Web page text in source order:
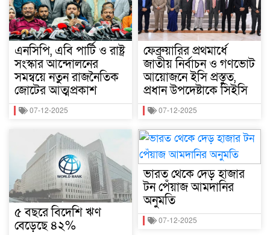
এনসিপি, এবি পার্টি ও রাষ্ট্র
সংস্কার আন্দোলনের
সমন্বয়ে নতুন রাজনৈতিক
জোটের আত্মপ্রকাশ
07-12-2025
৫ বছরে বিদেশি ঋণ
বেড়েছে ৪২%
ফেব্রুয়ারির প্রথমার্ধে
জাতীয় নির্বাচন ও গণভোট
আয়োজনে ইসি প্রস্তুত,
প্রধান উপদেষ্টাকে সিইসি
07-12-2025
ভারত থেকে দেড় হাজার
টন পেঁয়াজ আমদানির
অনুমতি
07-12-2025